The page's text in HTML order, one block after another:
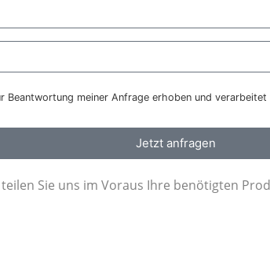
meiner Anfrage erhoben und
Jetzt anfragen
Sie uns im Voraus Ihre benötigten